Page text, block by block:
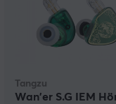
Tangzu
Wan'er S.G IEM